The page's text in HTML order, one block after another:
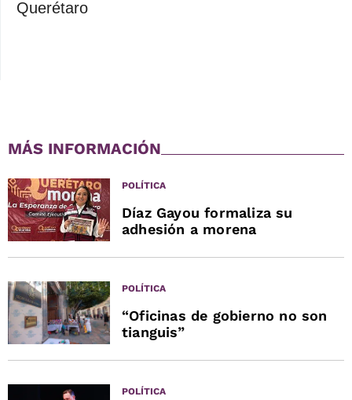
Querétaro
MÁS INFORMACIÓN
POLÍTICA
Díaz Gayou formaliza su
adhesión a morena
POLÍTICA
“Oficinas de gobierno no son
tianguis”
POLÍTICA